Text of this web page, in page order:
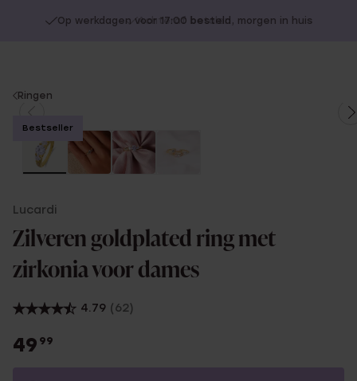
Op werkdagen voor 17:00 besteld, morgen in huis
You
here:
Ringen
Bestseller
Lucardi
Zilveren goldplated ring met
zirkonia voor dames
4.79 (62)
49 99